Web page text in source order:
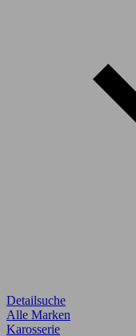
Detailsuche
Alle Marken
Karosserie